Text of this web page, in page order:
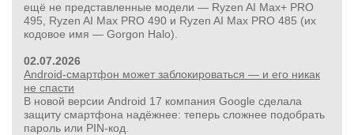
ещё не представленные модели — Ryzen AI Max+ PRO
495, Ryzen AI Max PRO 490 и Ryzen AI Max PRO 485 (их
кодовое имя — Gorgon Halo).
02.07.2026
Android-смартфон может заблокироваться — и его никак
не спасти
В новой версии Android 17 компания Google сделала
защиту смартфона надёжнее: теперь сложнее подобрать
пароль или PIN‑код.